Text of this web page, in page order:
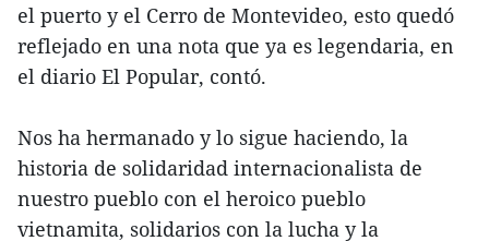
el puerto y el Cerro de Montevideo, esto quedó
reflejado en una nota que ya es legendaria, en
el diario El Popular, contó.
Nos ha hermanado y lo sigue haciendo, la
historia de solidaridad internacionalista de
nuestro pueblo con el heroico pueblo
vietnamita, solidarios con la lucha y la